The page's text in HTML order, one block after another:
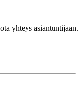
kaikki Valmis
yhteys asiantuntijaan.